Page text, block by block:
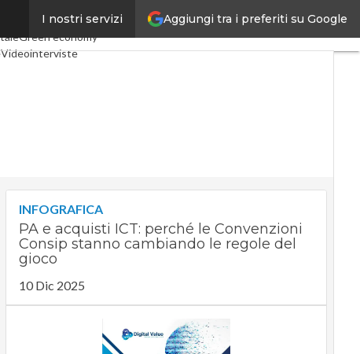
Aggiungi tra i preferiti su Google
I nostri servizi
TelcoIndustria 4.0
Green economy
Videointerviste
INFOGRAFICA
PA e acquisti ICT: perché le Convenzioni
Consip stanno cambiando le regole del
gioco
10 Dic 2025